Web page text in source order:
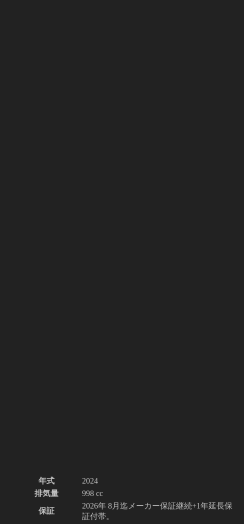
年式
2024
排気量 998 cc
保証
2026年 8月迄メーカー保証継続+1年延長保
証付帯。